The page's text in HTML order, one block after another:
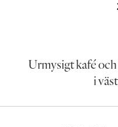
Urmysigt kafé
i